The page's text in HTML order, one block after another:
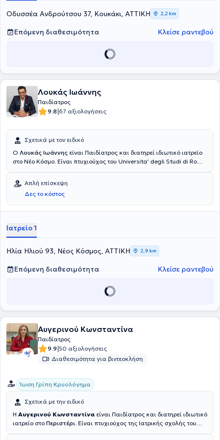
αντιλαμβανόμενη πλήρως τις ανάγκες των παιδιών.
Οδυσσέα Ανδρούτσου 37, Κουκάκι, ΑΤΤΙΚΗ 2,2 km
Επόμενη διαθεσιμότητα Κλείσε ραντεβού
Λουκάς Ιωάννης
Παιδίατρος
9.8|67 αξιολογήσεις
Σχετικά με τον ειδικό
Ο Λουκάς Ιωάννης είναι Παιδίατρος και διατηρεί ιδιωτικό ιατρείο
στο Νέο Κόσμο. Είναι πτυχιούχος του Universita' degli Studi di Roma
Πανεπιστημιακή Παιδιατρική Κλινική του Γενικού Νοσοκομείου
Παίδων "Παναγιώτη & Αγλαΐας Κυριακού". Συγκεντρώνει
επαγγελματική εμπειρία από μεγάλο αριθμό νοσοκομειακών
ιδρυμάτων, ενώ σήμερα είναι Επιστημονικός συνεργάτης του ομίλου
Υπουργείο Εθνικής Άμυνας. Ο ιατρός συμμετέχει σε πλήθος
εκπαιδευτικών συνεδρίων στην Ελλάδα και στο εξωτερικό, στο
εξελίξεις της Παιδιατρικής και παράλληλα, είναι κάτοχος
πιστοποίησης EPLS (European Pediatric Life Support). Τέλος, ο
ιατρός είναι μέλος του Ιατρικού Συλλόγου Αθηνών.
Απλή επίσκεψη
Δες το κόστος
Ιατρείο 1
Ηλία Ηλιού 93, Νέος Κόσμος, ΑΤΤΙΚΗ 2,9 km
Επόμενη διαθεσιμότητα Κλείσε ραντεβού
Αυγερινού Κωνσταντίνα
Παιδίατρος
9.9|50 αξιολογήσεις
Διαθεσιμότητα για βιντεοκλήση
Ίωση Γρίπη Κρυολόγημα
Σχετικά με την ειδικό
Η Αυγερινού Κωνσταντίνα είναι Παιδίατρος και διατηρεί ιδιωτικό
ιατρείο στο Περιστέρι. Είναι πτυχιούχος της Ιατρικής σχολής του